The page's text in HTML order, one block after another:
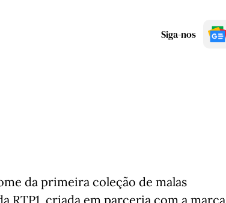
Siga-nos
da primeira coleção de malas
RTP1, criada em parceria com a marca